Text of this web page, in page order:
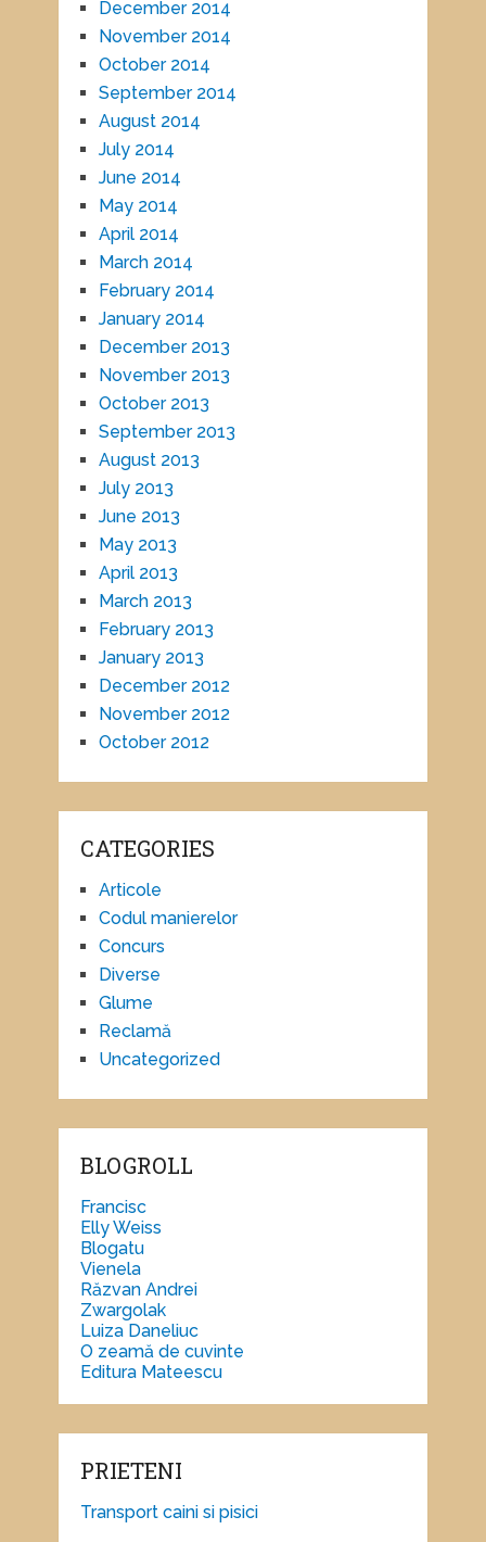
December 2014
November 2014
October 2014
September 2014
August 2014
July 2014
June 2014
May 2014
April 2014
March 2014
February 2014
January 2014
December 2013
November 2013
October 2013
September 2013
August 2013
July 2013
June 2013
May 2013
April 2013
March 2013
February 2013
January 2013
December 2012
November 2012
October 2012
CATEGORIES
Articole
Codul manierelor
Concurs
Diverse
Glume
Reclamă
Uncategorized
BLOGROLL
Francisc
Elly Weiss
Blogatu
Vienela
Răzvan Andrei
Zwargolak
Luiza Daneliuc
O zeamă de cuvinte
Editura Mateescu
PRIETENI
Transport caini si pisici